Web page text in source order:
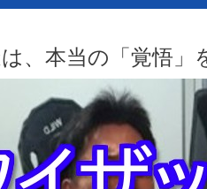
、本当の「覚悟」